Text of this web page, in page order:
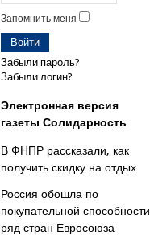
Запомнить меня
Забыли пароль?
Забыли логин?
Электронная версия
газеты Солидарность
В ФНПР рассказали, как
получить скидку на отдых
Россия обошла по
покупательной способности
ряд стран Евросоюза